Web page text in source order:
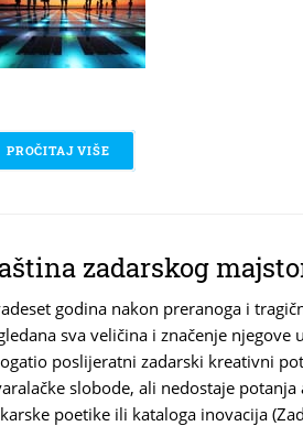
PROČITAJ VIŠE
zadarskog
godina nakon preranoga i
sva veličina i značenje
poslijeratni zadarski kreativni
slobode, ali nedostaje
poetike ili kataloga inovacija